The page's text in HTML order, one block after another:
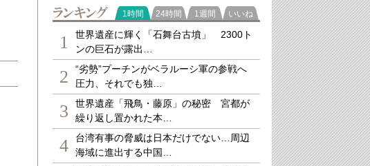
ランキング
1時間 24時間 1週間 いいね
1
世界遺産に輝く「石舞台古墳」 2300ト
ンの巨石が露出…
2
“劣勢”プーチンがベラルーシ軍の参戦へ
圧力、それでも独…
3
世界遺産「飛鳥・藤原」の秘密 宮都が
繰り返し置かれた本…
4
台湾有事の脅威は日本だけでない…周辺
海域に進出する中国…